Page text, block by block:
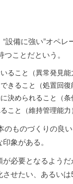
備に強い”オペレ
ことだという。
ること（異常発見能
きること（処置回復
決められること（条
こと（維持管理能力）
ものづくりの良
象がある。
必要となるよう
せたい、あるい